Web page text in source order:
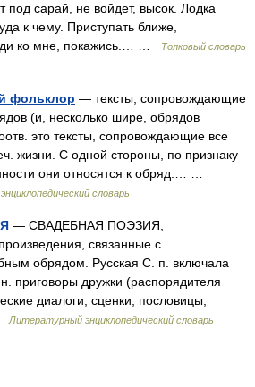
под сарай, не войдет, высок. Лодка
к чему. Приступать ближе,
ко мне, покажись.… …
Толковый словарь
фольклор — тексты, сопровождающие
(и, несколько шире, обрядов
это тексты, сопровождающие все
жизни. С одной стороны, по признаку
они относятся к обряд.… …
словарь
— СВАДЕБНАЯ ПОЭЗИЯ,
связанные с
обрядом. Русская С. п. включала
приговоры дружки (распорядителя
диалоги, сценки, пословицы,
Литературный энциклопедический словарь